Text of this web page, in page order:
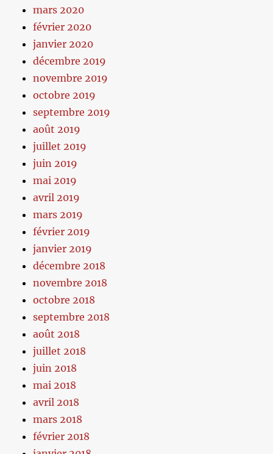
mars 2020
février 2020
janvier 2020
décembre 2019
novembre 2019
octobre 2019
septembre 2019
août 2019
juillet 2019
juin 2019
mai 2019
avril 2019
mars 2019
février 2019
janvier 2019
décembre 2018
novembre 2018
octobre 2018
septembre 2018
août 2018
juillet 2018
juin 2018
mai 2018
avril 2018
mars 2018
février 2018